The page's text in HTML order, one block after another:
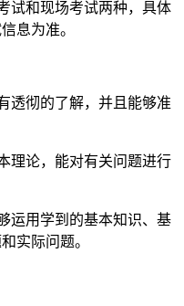
试和现场考试两种，具体
息为准。
透彻的了解，并且能够准
理论，能对有关问题进行
运用学到的基本知识、基
实际问题。